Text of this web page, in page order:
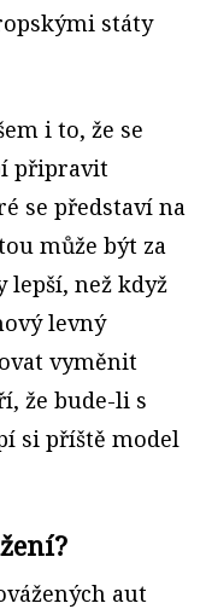
státy
i to, že se
připravit
se představí na
může být za
než když
levný
vyměnit
že bude-li s
si příště model
aut